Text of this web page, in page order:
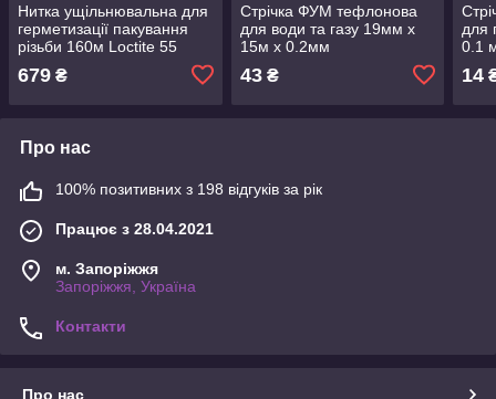
Нитка ущільнювальна для
герметизації пакування
різьби 160м Loctite 55
679 ₴
Стрічка ФУМ тефлонова
для води та газу 19мм х
15м х 0.2мм
43₴
для
0.1
14
Про нас
100% позитивних з 198 відгуків за рік
Працює з 28.04.2021
м. Запоріжжя
Запоріжжя, Україна
Контакти
Про нас